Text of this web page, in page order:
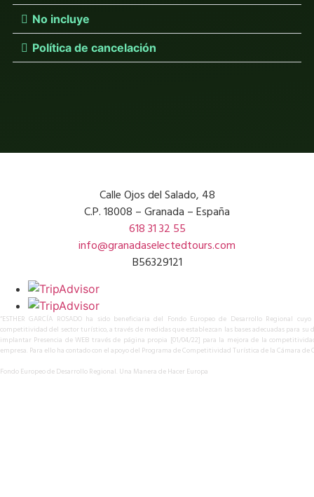
No incluye
Política de cancelación
Calle Ojos del Salado, 48
C.P. 18008 – Granada – España
618 31 32 55
info@granadaselectedtours.com
B56329121
“ESTHER GARCÍA ROSADO ha sido beneficiaria del Fondo Europeo de Desarrollo Regional
competitividad del sector turístico, a través de medidas que establezcan las bases adecuadas para su
implantar Presencia de WEB través de página propia [01/04/22] para la mejora de la
empresa. Para ello ha contado con el apoyo del Programa de Competitividad Turística de la Cámara de
Fondo Europeo de Desarrollo Regional. Una Manera de Hacer Europa